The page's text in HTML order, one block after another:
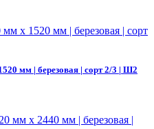
мм | березовая | сорт 2/3 | Ш2